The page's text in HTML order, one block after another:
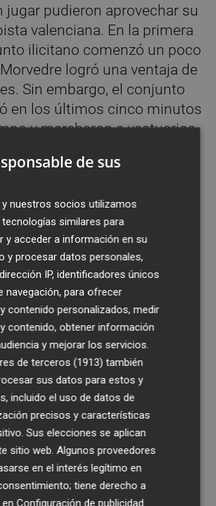
jugar pudieron aprovechar su
valenciana. En la primera
ilicitano comenzó un poco
logró una ventaja de
Sin embargo, el conjunto
en los últimos cinco minutos
y marcharon a vestuarios
de dos goles (9-11) Las
intensas sobre todo
y la portería estuvo
En cuanto al sistema
rachas en las que
bien, pero las locales
y controlar su defensa
generales, fue
el Morvedre dio una
fueron superiores en la
no bajaron los brazos en
Además, este partido
a todas las jugadoras
disfrutar de unos
de un alto nivel
de sus
nuestros socios utilizamos
similares para
y acceder a información en su
y procesar datos personales,
IP, identificadores únicos
navegación, para ofrecer
contenido personalizados, medir
contenido, obtener información
y mejorar los servicios.
de terceros (1913) también
sus datos para estos y
incluido el uso de datos de
precisos y características
Sus elecciones se aplican
sitio web. Algunos proveedores
en el interés legítimo en
tiene derecho a
enConfiguración de publicidad.